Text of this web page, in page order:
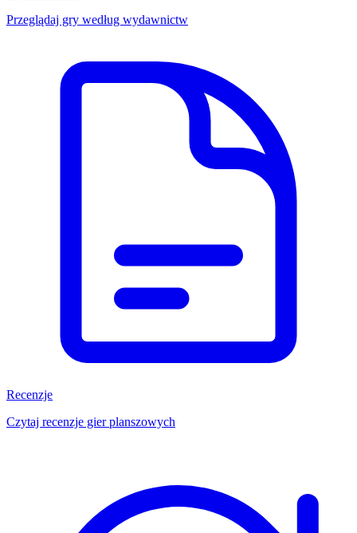
Przeglądaj gry według wydawnictw
Recenzje
Czytaj recenzje gier planszowych